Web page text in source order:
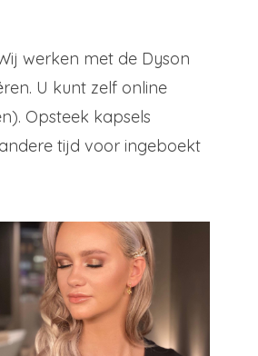
werken met de Dyson
U kunt zelf online
Opsteek kapsels
tijd voor ingeboekt